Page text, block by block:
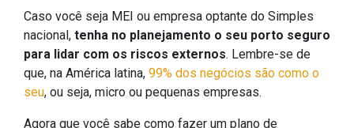
Caso você seja MEI ou empresa optante do Simples
nacional, tenha no planejamento o seu porto seguro
para lidar com os riscos externos. Lembre-se de
que, na América latina, 99% dos negócios são como o
seu, ou seja, micro ou pequenas empresas.
Agora que você sabe como fazer um plano de